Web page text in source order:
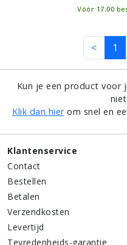
Vóór 17:00
< 1
Kun je een product voor
Klik dan hierom snel en
Klantenservice
Contact
Bestellen
Betalen
Verzendkosten
Levertijd
Tevredenheids-garantie